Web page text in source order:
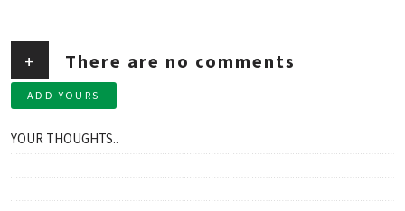
+ There are no comments
ADD YOURS